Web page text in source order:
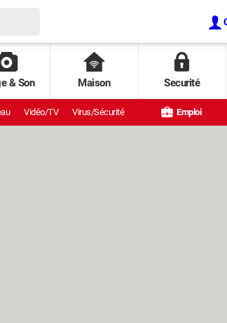
& Son Maison Securité
Vidéo/TV Virus/Sécurité Emploi